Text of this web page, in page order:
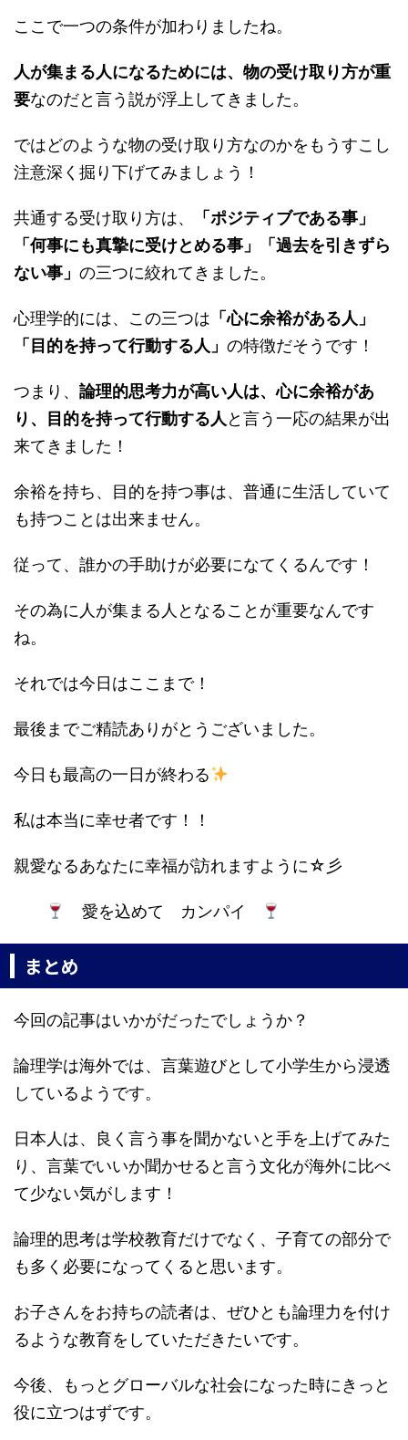
ここで一つの条件が加わりましたね。
人が集まる人になるためには、物の受け取り方が重
要なのだと言う説が浮上してきました。
ではどのような物の受け取り方なのかをもうすこし
注意深く掘り下げてみましょう！
共通する受け取り方は、
「ポジティブである事」
「何事にも真摯に受けとめる事」「過去を引きずら
ない事」 の三つに絞れてきました。
心理学的には、この三つは 「心に余裕がある人」
「目的を持って行動する人」 の特徴だそうです！
つまり、 論理的思考力が高い人は、心に余裕があ
り、目的を持って行動する人 と言う一応の結果が出
来てきました！
余裕を持ち、目的を持つ事は、普通に生活していて
も持つことは出来ません。
従って、誰かの手助けが必要になてくるんです！
その為に人が集まる人となることが重要なんです
ね。
それでは今日はここまで！
最後までご精読ありがとうございました。
今日も最高の一日が終わる
私は本当に幸せ者です！！
親愛なるあなたに幸福が訪れますように☆彡
愛を込めて カンパイ
まとめ
今回の記事はいかがだったでしょうか？
論理学は海外では、言葉遊びとして小学生から浸透
しているようです。
日本人は、良く言う事を聞かないと手を上げてみた
り、言葉でいいか聞かせると言う文化が海外に比べ
て少ない気がします！
論理的思考は学校教育だけでなく、子育ての部分で
も多く必要になってくると思います。
お子さんをお持ちの読者は、ぜひとも論理力を付け
るような教育をしていただきたいです。
今後、もっとグローバルな社会になった時にきっと
役に立つはずです。